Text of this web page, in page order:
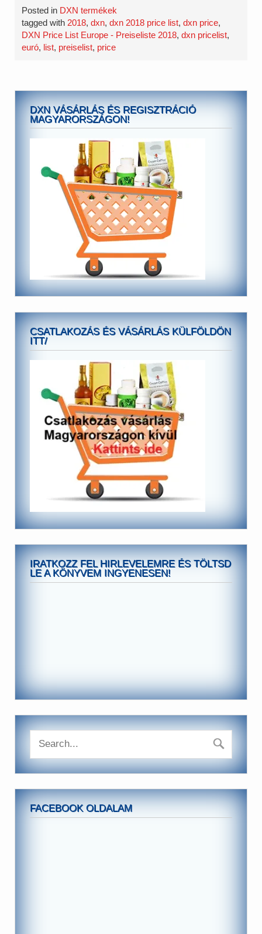
Posted in DXN termékek
tagged with 2018,dxn,dxn 2018 price list,dxn price,
DXN Price List Europe - Preiseliste 2018,dxn pricelist,
euró, list, preiselist, price
DXN VÁSÁRLÁS ÉS REGISZTRÁCIÓ
MAGYARORSZÁGON!
CSATLAKOZÁS ÉS VÁSÁRLÁS KÜLFÖLDÖN
ITT/
IRATKOZZ FEL HIRLEVELEMRE ÉS TÖLTSD
LE A KÖNYVEM INGYENESEN!
FACEBOOK OLDALAM